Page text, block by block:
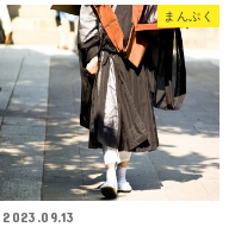
まんぷく
2023.09.13